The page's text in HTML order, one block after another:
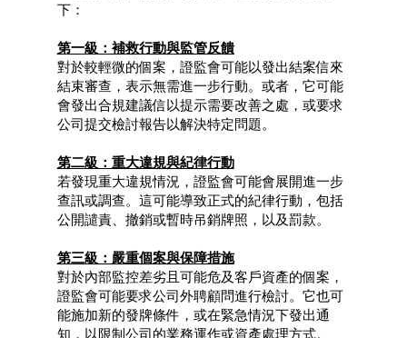
下：
第一級：補救行動與監管反饋
對於較輕微的個案，證監會可能以發出結案信來
結束審查，表示無需進一步行動。或者，它可能
會發出合規建議信以提示需要改善之處，或要求
公司提交檢討報告以解決特定問題。
第二級：重大違規與紀律行動
若發現重大違規情況，證監會可能會展開進一步
查訊或調查。這可能導致正式的紀律行動，包括
公開譴責、撤銷或暫時吊銷牌照，以及罰款。
第三級：嚴重個案與保障措施
對於內部監控差劣且可能危及客戶資產的個案，
證監會可能要求公司外聘顧問進行檢討。它也可
能施加新的發牌條件，或在緊急情況下發出通
知，以限制公司的業務運作或資產處理方式。